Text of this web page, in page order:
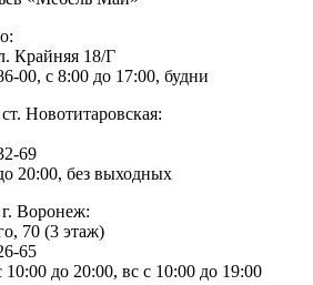
Крайняя 18/Г
00, c 8:00 до 17:00, будни
Новотитаровская:
69
20:00, без выходных
Воронеж:
70 (3 этаж)
65
до 20:00, вс с 10:00 до 19:00